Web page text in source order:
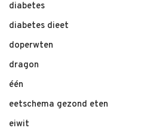
diabetes
diabetes dieet
doperwten
dragon
één
eetschema gezond eten
eiwit